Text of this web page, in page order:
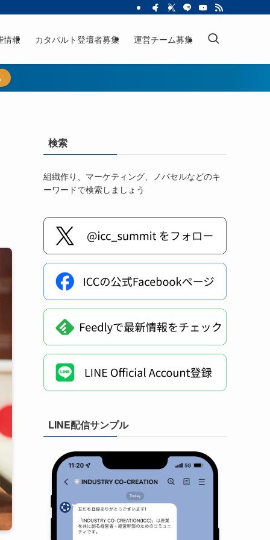
情報 カタパルト登壇者募集 運営チーム募集
検索
組織作り、マーケティング、ノバセルなどのキ
ーワードで検索しましょう
LINE配信サンプル